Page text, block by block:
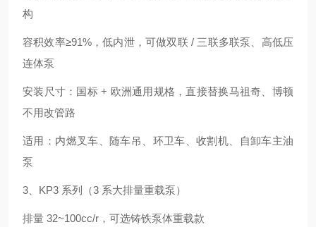
构
容积效率≥91%，低内泄，可做双联 / 三联多联泵、高低压
连体泵
安装尺寸：国标 + 欧洲通用规格，直接替换马祖奇、博顿
不用改管路
适用：内燃叉车、随车吊、环卫车、收割机、自卸车主油
泵
3、KP3 系列（3 系大排量重载泵）
排量 32~100cc/r，可选铸铁泵体重载款